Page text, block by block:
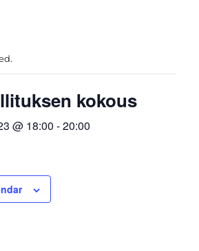
kokous
@ 18:00 -20:00